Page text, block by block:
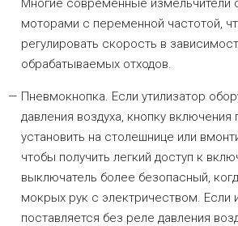
моторами с переменной частотой,
регулировать скорость в
обрабатываемых отходов.
Пневмокнопка. Если утилизатор
давления воздуха, кнопку
установить на столешнице или
чтобы получить легкий доступ к
выключатель более безопасный,
мокрых рук с электричеством. Если
поставляется без реле давления